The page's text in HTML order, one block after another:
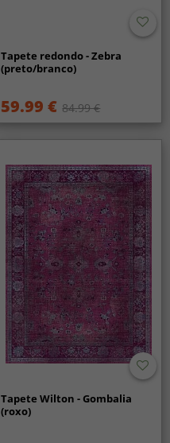
Tapete redondo - Zebra
(preto/branco)
59.99 € 84.99 €
Tapete Wilton - Gombalia
(roxo)